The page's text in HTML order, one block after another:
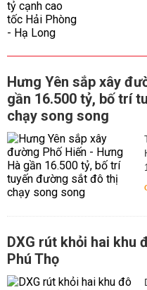
Hưng Yên sắp xây
gần 16.500 tỷ, bố trí
chạy song song
DXG rút khỏi hai khu
Phú Thọ